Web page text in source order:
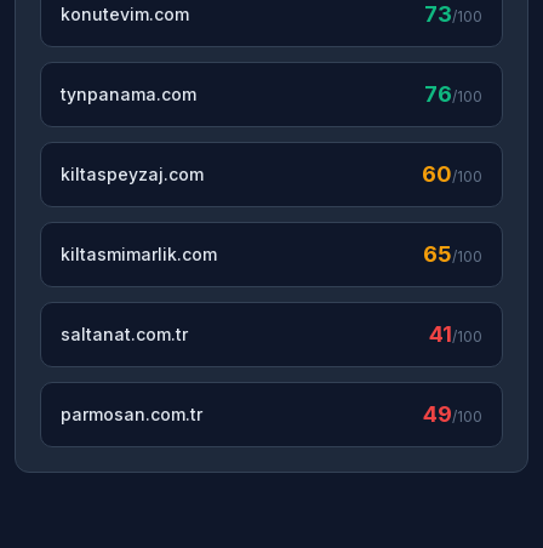
konutevim.com 73/100
tynpanama.com 76/100
kiltaspeyzaj.com 60/100
kiltasmimarlik.com 65/100
saltanat.com.tr 41/100
parmosan.com.tr 49/100